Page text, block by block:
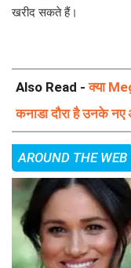
खरीद सकते हैं।
Also Read -क्या
कनाडा दौरा है उनके
AROUND THE WEB